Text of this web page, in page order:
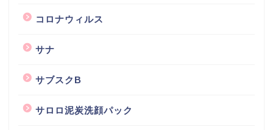
コロナウィルス
サナ
サブスクB
サロロ泥炭洗顔パック